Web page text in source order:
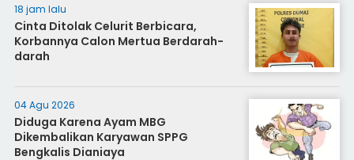
18 jam lalu
Cinta Ditolak Celurit Berbicara,
Korbannya Calon Mertua Berdarah-
darah
04 Agu 2026
Diduga Karena Ayam MBG
Dikembalikan Karyawan SPPG
Bengkalis Dianiaya